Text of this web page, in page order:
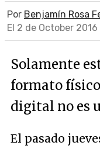
Por Benjamín Rosa
El 2 de October 2016
Solamente
formato
digital no es
El pasado